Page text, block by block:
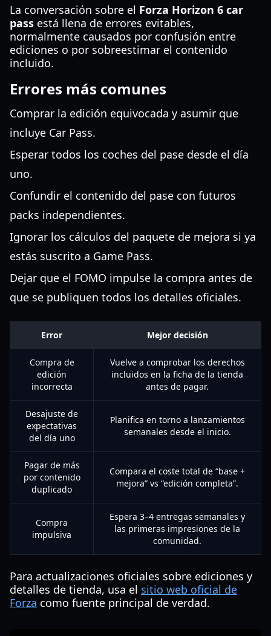
La conversación sobre el Forza Horizon 6 car
pass está llena de errores evitables,
normalmente causados por confusión entre
ediciones o por sobreestimar el contenido
incluido.
Errores más comunes
Comprar la edición equivocada y asumir que
incluye Car Pass.
Esperar todos los coches del pase desde el día
uno.
Confundir el contenido del pase con futuros
packs independientes.
Ignorar los cálculos del paquete de mejora si ya
estás suscrito a Game Pass.
Dejar que el FOMO impulse la compra antes de
que se publiquen todos los detalles oficiales.
Error Mejor decisión
Compra de
edición
incorrecta
Vuelve a comprobar los derechos
incluidos en la ficha de la tienda
antes de pagar.
Desajuste de
expectativas
del día uno
Planifica en torno a lanzamientos
semanales desde el inicio.
Pagar de más
por contenido
duplicado
Compara el coste total de “base +
mejora” vs “edición completa”.
Compra
impulsiva
Espera 3–4 entregas semanales y
las primeras impresiones de la
comunidad.
Para actualizaciones oficiales sobre ediciones y
detalles de tienda, usa el sitio web oficial de
Forza como fuente principal de verdad.